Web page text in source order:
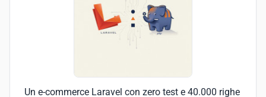
Un e-commerce Laravel con zero test e 40.000 righe